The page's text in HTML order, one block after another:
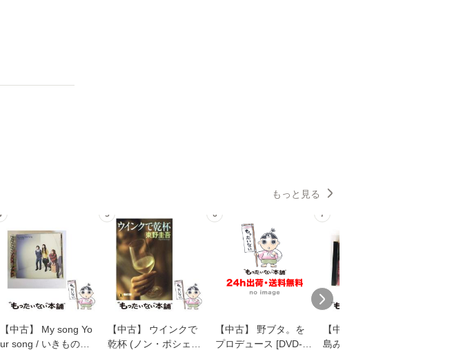
もっと見る
【中古】 My song Yo
ur song / いきものが
5
【中古】 ウインクで
乾杯 (ノン・ポシェッ
6
【中古】 野ブタ。を
プロデュース [DVD-B
7
【中古】 寒水魚 / 中
島みゆき / [CD]【メー